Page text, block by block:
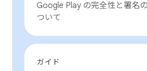
Google Play の完全性と署名
ついて
ガイド